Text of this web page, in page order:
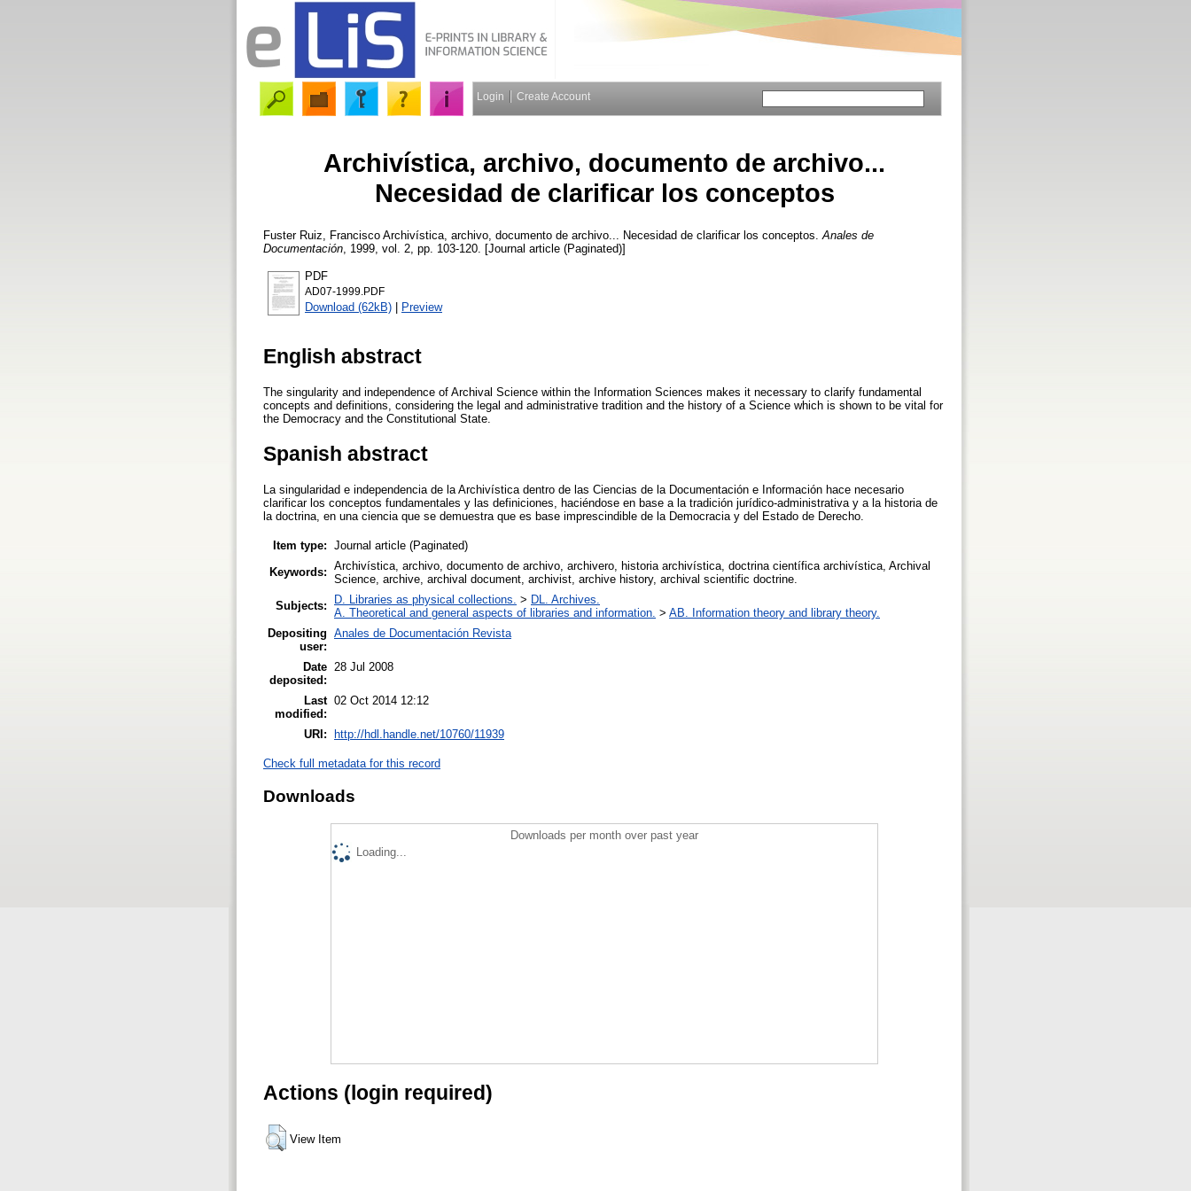
Login Create Account
Archivística, archivo, documento de archivo...
Necesidad de clarificar los conceptos
Fuster Ruiz, Francisco Archivística, archivo, documento de archivo... Necesidad de clarificar los conceptos. Anales de
Documentación , 1999, vol. 2, pp. 103-120. [Journal article (Paginated)]
PDF
AD07-1999.PDF
Download (62kB) | Preview
English abstract
The singularity and independence of Archival Science within the Information Sciences makes it necessary to clarify fundamental
concepts and definitions, considering the legal and administrative tradition and the history of a Science which is shown to be vital for
the Democracy and the Constitutional State.
Spanish abstract
La singularidad e independencia de la Archivística dentro de las Ciencias de la Documentación e Información hace necesario
clarificar los conceptos fundamentales y las definiciones, haciéndose en base a la tradición jurídico-administrativa y a la historia de
la doctrina, en una ciencia que se demuestra que es base imprescindible de la Democracia y del Estado de Derecho.
Item type: Journal article (Paginated)
Keywords: Archivística, archivo, documento de archivo, archivero, historia archivística, doctrina científica archivística, Archival
Science, archive, archival document, archivist, archive history, archival scientific doctrine.
Subjects:
D. Libraries as physical collections. > DL. Archives.
A. Theoretical and general aspects of libraries and information. > AB. Information theory and library theory.
Depositing
user:
Anales de Documentación Revista
Date
deposited:
28 Jul 2008
Last
modified:
02 Oct 2014 12:12
URI: http://hdl.handle.net/10760/11939
Check full metadata for this record
Downloads
Downloads per month over past year
Loading...
Actions (login required)
View Item